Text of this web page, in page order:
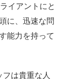
イアントにと
に、迅速な問
能力を持って
は貴重な人